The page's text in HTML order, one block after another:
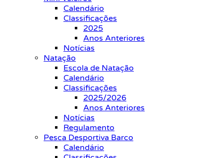
Calendário
Classificações
2025
Anos Anteriores
Notícias
Natação
Escola de Natação
Calendário
Classificações
2025/2026
Anos Anteriores
Notícias
Regulamento
Pesca Desportiva Barco
Calendário